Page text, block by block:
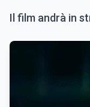
Il film andrà in